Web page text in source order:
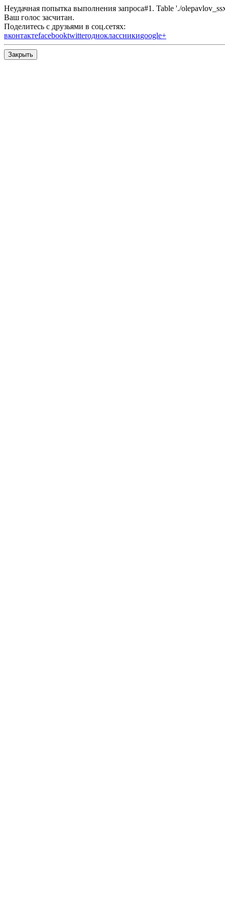
Неудачная попытка выполнения запроса#1. Table './
Ваш голос засчитан.
Поделитесь с друзьями в соц.сетях:
вконтактеfacebooktwitterодноклассникиgoogle+